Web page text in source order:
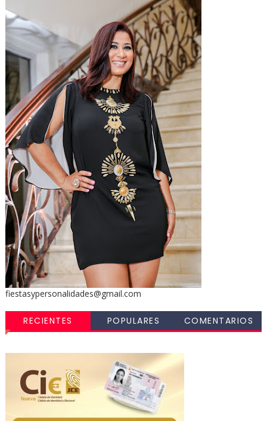
fiestasypersonalidades@gmail.com
RECIENTES POPULARES COMENTARIOS